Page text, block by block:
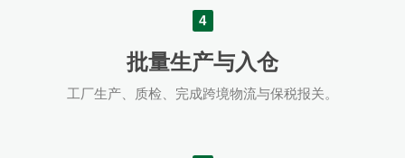
4
批量生产与入仓
工厂生产、质检、完成跨境物流与保税报关。